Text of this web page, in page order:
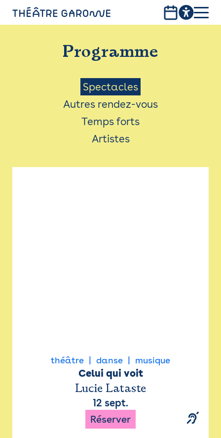
PROGRAMME
INFOS PRATIQUES
AVEC LES PUBLICS
ACCESSIBILITÉ
LES PRODUCTIONS
Programme
Menu
Saison
Spectacles
Autres rendez-vous
Temps forts
Artistes
théâtre danse musique
Celui qui voit
Lucie Lataste
12 sept.
Réserver